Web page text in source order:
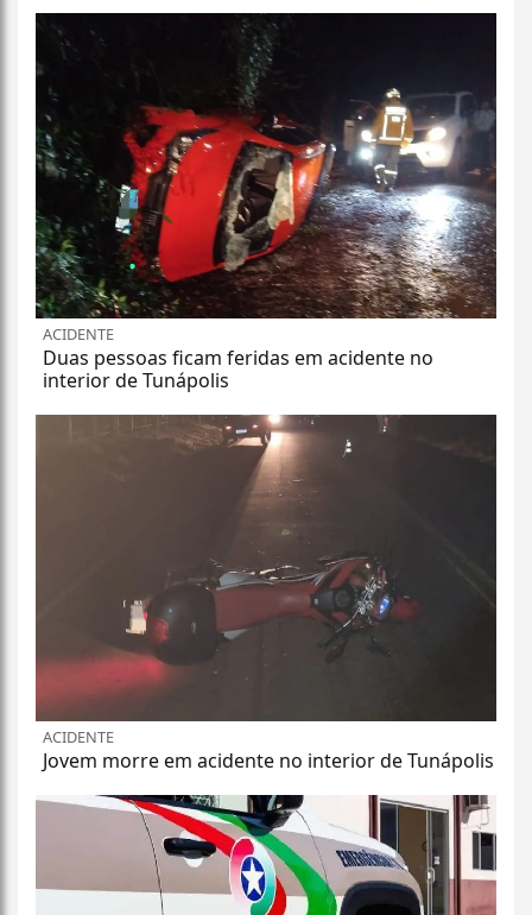
ACIDENTE
Duas pessoas ficam feridas em acidente no
interior de Tunápolis
ACIDENTE
Jovem morre em acidente no interior de Tunápolis